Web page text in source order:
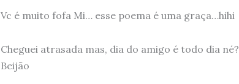
Vc é muito fofa Mi… esse poema é uma graça…hihi
Cheguei atrasada mas, dia do amigo é todo dia né?
Beijão